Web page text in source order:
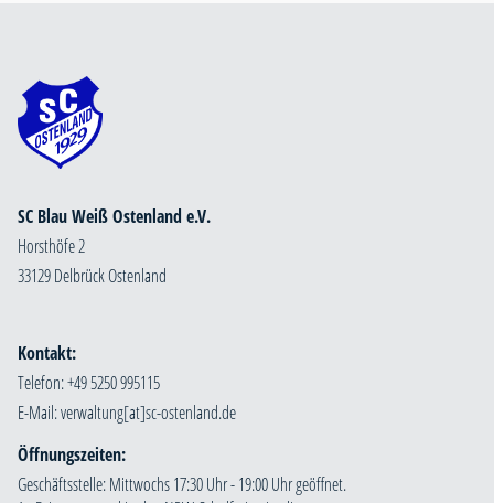
SC Blau Weiß Ostenland e.V.
Horsthöfe 2
33129 Delbrück Ostenland
Kontakt:
Telefon: +49 5250 995115
E-Mail:
Öffnungszeiten:
Geschäftsstelle: Mittwochs 17:30 Uhr - 19:00 Uhr geöffnet.